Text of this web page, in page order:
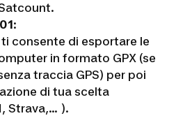
:
consente di esportare le
in formato GPX (se
traccia GPS) per poi
di tua scelta
Strava,... ).